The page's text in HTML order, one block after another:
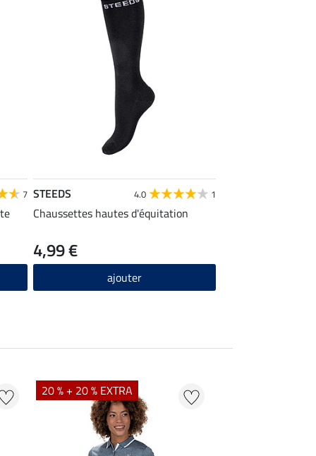
7 STEEDS 4.0 1
Chaussettes hautes d'équitation
4,99 €
ajouter
20 % + 20 % EXTRA